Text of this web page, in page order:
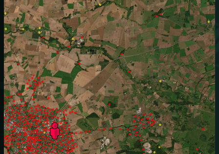
LittleBritain
+2
Stockholm
Peacemoose
+3
Stockholm
Ranängen
+2
Stockholm
Skogssnurr
+3
Stockholm
SlårNerifrån
+4
Stockholm
Stenbåten
+2
Stockholm
Storängsviken
+3
Stockholm
Svalnästennis
+2
Stockholm
SvalnäsWoods
+1
Stockholm
TrampaRätt
+1
Stockholm
Väringavägen
+2
Stockholm
WittrocksTorn
+3
Stockholm
Ålkistan
+3
Stockholm